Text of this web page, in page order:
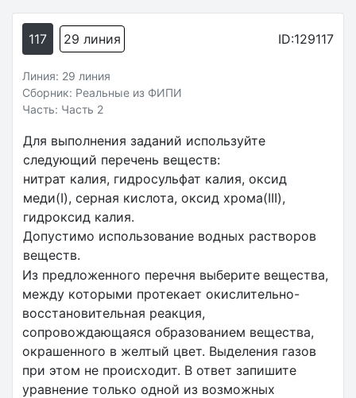
117 29 линия ID:129117
Линия: 29 линия
Сборник: Реальные из ФИПИ
Часть: Часть 2
Для выполнения заданий используйте
следующий перечень веществ:
нитрат калия, гидросульфат калия, оксид
меди(I), серная кислота, оксид хрома(III),
гидроксид калия.
Допустимо использование водных растворов
веществ.
Из предложенного перечня выберите вещества,
между которыми протекает окислительно-
восстановительная реакция,
сопровождающаяся образованием вещества,
окрашенного в желтый цвет. Выделения газов
при этом не происходит. В ответ запишите
уравнение только одной из возможных